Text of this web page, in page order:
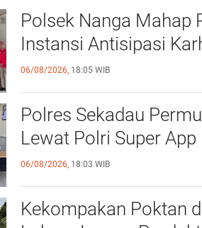
Polsek Nanga Mahap
Instansi Antisipasi
06/08/2026, 18:05 WIB
Polres Sekadau
Lewat Polri Super App
06/08/2026, 18:03 WIB
Kekompakan Poktan